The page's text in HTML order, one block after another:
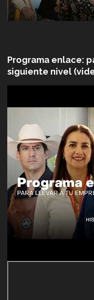
Programa enlace:
siguiente nivel